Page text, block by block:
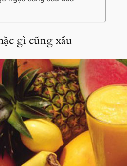
gì cũng xấu